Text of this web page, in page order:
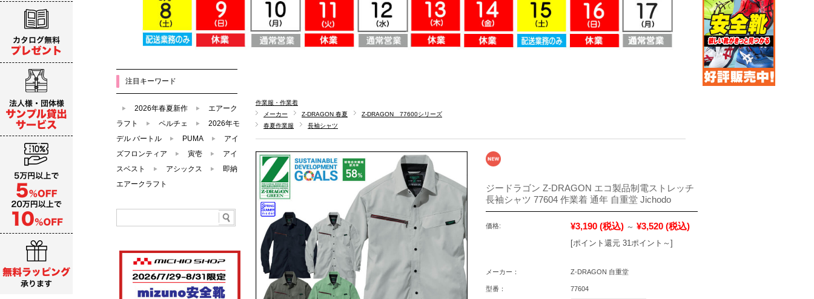
作業服・作業着
メーカー
Z-DRAGON 春夏
Z-DRAGON 77600シリーズ
春夏作業服
長袖シャツ
ジードラゴン Z-DRAGON エコ製品制電ストレッチ
長袖シャツ 77604 作業着 通年 自重堂 Jichodo
価格: ¥3,190 (税込) ～ ¥3,520 (税込)
[ポイント還元 31ポイント～]
メーカー： Z-DRAGON 自重堂
型番： 77604
注目キーワード
2026年春夏新作
エアーク
ラフト
ペルチェ
2026年モ
デル バートル
PUMA
アイ
ズフロンティア
寅壱
アイ
スベスト
アシックス
即納
エアークラフト